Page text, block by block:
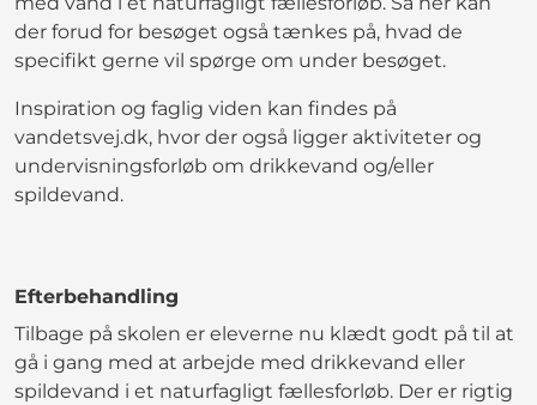
der forud for besøget også tænkes på, hvad de
specifikt gerne vil spørge om under besøget.
Inspiration og faglig viden kan findes på
vandetsvej.dk, hvor der også ligger aktiviteter og
undervisningsforløb om drikkevand og/eller
spildevand.
Efterbehandling
Tilbage på skolen er eleverne nu klædt godt på til at
gå i gang med at arbejde med drikkevand eller
spildevand i et naturfagligt fællesforløb. Der er rigtig